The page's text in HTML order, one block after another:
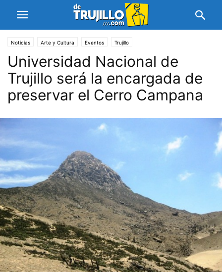
Noticias Arte y Cultura Eventos Trujillo
Universidad Nacional de
Trujillo será la encargada de
preservar el Cerro Campana